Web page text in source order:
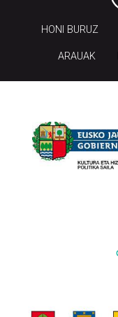
HONI BURUZ
ARAUAK